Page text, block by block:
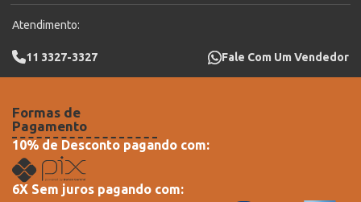
Atendimento:
11 3327-3327 Fale Com Um Vendedor
Formas de
Pagamento
10% de Desconto pagando com:
6X Sem juros pagando com: